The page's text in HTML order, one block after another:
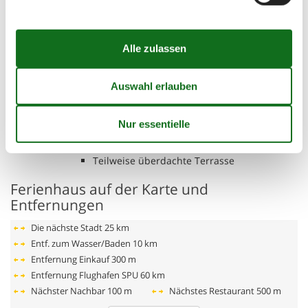
Badezimmer, 10 m²
Toilette, 5 m²
WC mit warmem und kaltem Wasser
Wohnküche, 30 m², 2 Personen
Terrasse, 40 m²
Teilweise überdachte Terrasse
Ferienhaus auf der Karte und
Entfernungen
Die nächste Stadt25 km
Entf. zum Wasser/Baden 10 km
Entfernung Einkauf300 m
Entfernung Flughafen SPU60 km
Nächster Nachbar 100 m Nächstes Restaurant 500 m